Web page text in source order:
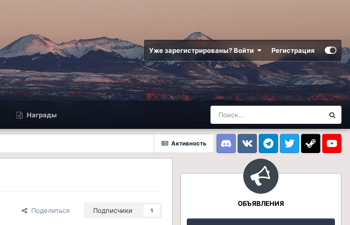
Уже зарегистрированы? Войти Регистрация
Награды
Активность
DiscordVK TelegramTwitter Steam
Поделиться Подписчики 1
ОБЪЯВЛЕНИЯ